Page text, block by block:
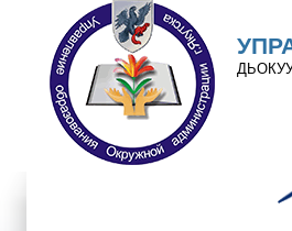
Перейти к основному содержанию
Skip to search